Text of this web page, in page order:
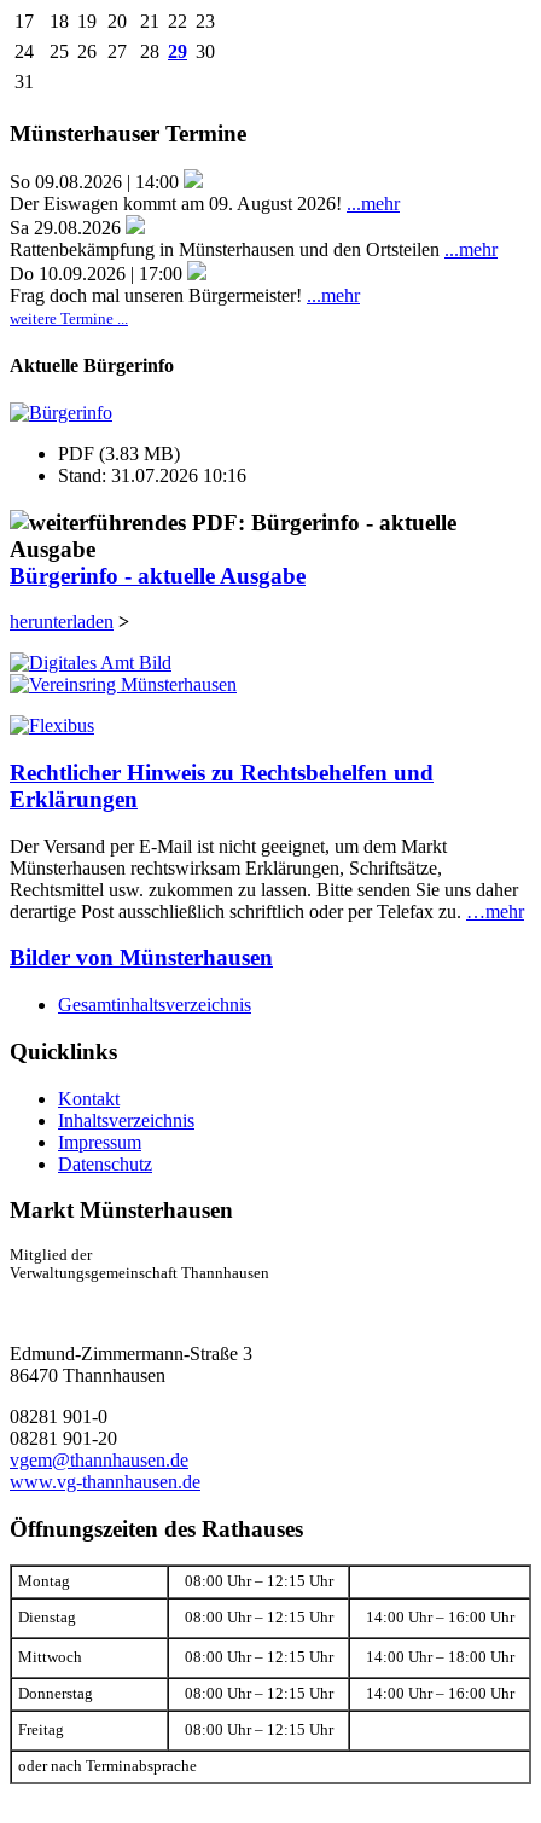
17
18 19 20 21 22 23
24
25 26 27 28 29 30
31
Münsterhauser Termine
So 09.08.2026 | 14:00
Der Eiswagen kommt am 09. August 2026! ...mehr
Sa 29.08.2026
Rattenbekämpfung in Münsterhausen und den Ortsteilen ...mehr
Do 10.09.2026 | 17:00
Frag doch mal unseren Bürgermeister! ...mehr
weitere Termine ...
Aktuelle Bürgerinfo
PDF (3.83 MB)
Stand: 31.07.2026 10:16
Bürgerinfo - aktuelle Ausgabe
herunterladen >
Rechtlicher Hinweis zu Rechtsbehelfen und
Erklärungen
Der Versand per E-Mail ist nicht geeignet, um dem Markt
Münsterhausen rechtswirksam Erklärungen, Schriftsätze,
Rechtsmittel usw. zukommen zu lassen. Bitte senden Sie uns daher
derartige Post ausschließlich schriftlich oder per Telefax zu. …mehr
Bilder von Münsterhausen
Gesamtinhaltsverzeichnis
Quicklinks
Kontakt
Inhaltsverzeichnis
Impressum
Datenschutz
Markt Münsterhausen
Mitglied der
Verwaltungsgemeinschaft Thannhausen
Edmund-Zimmermann-Straße 3
86470 Thannhausen
08281 901-0
08281 901-20
vgem@thannhausen.de
www.vg-thannhausen.de
Öffnungszeiten des Rathauses
Montag 08:00 Uhr – 12:15 Uhr
Dienstag 08:00 Uhr – 12:15 Uhr 14:00 Uhr – 16:00 Uhr
Mittwoch 08:00 Uhr – 12:15 Uhr 14:00 Uhr – 18:00 Uhr
Donnerstag 08:00 Uhr – 12:15 Uhr 14:00 Uhr – 16:00 Uhr
Freitag 08:00 Uhr – 12:15 Uhr
oder nach Terminabsprache